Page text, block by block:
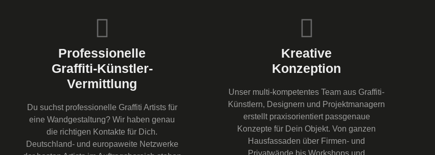
Professionelle
Graffiti-Künstler-
Vermittlung
Du suchst professionelle Graffiti Artists für
eine Wandgestaltung? Wir haben genau
die richtigen Kontakte für Dich.
Deutschland- und europaweite Netzwerke
Kreative
Konzeption
Unser multi-kompetentes Team aus Graffiti-
Künstlern, Designern und Projektmanagern
erstellt praxisorientiert passgenaue
Konzepte für Dein Objekt. Von ganzen
Hausfassaden über Firmen- und
Privatwände bis Workshops und